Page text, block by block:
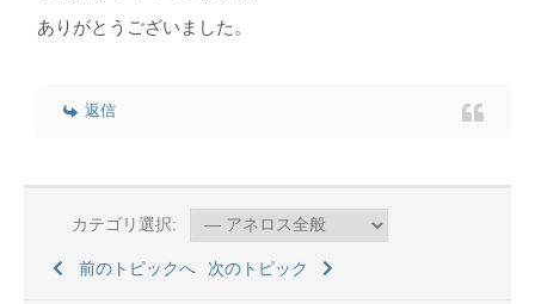
ありがとうございました。
返信
カテゴリ選択:
前のトピックへ 次のトピック